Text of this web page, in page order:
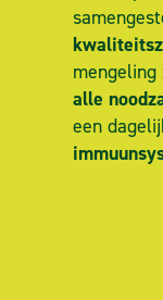
alle
een